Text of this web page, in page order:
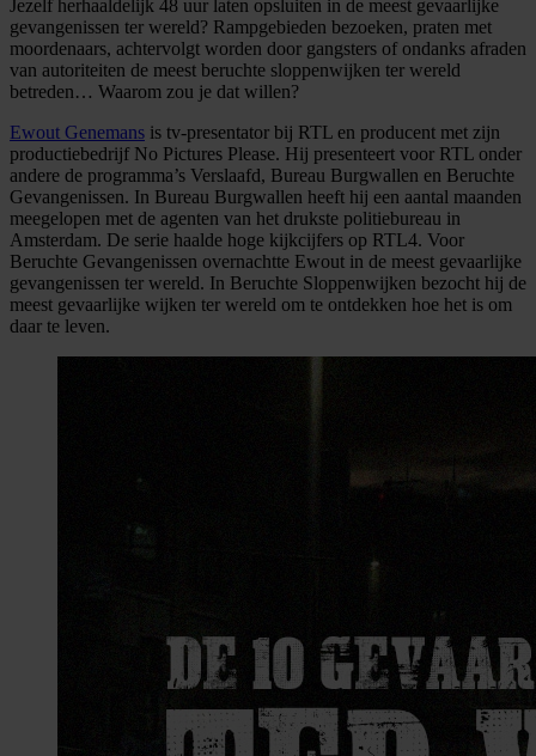
Jezelf herhaaldelijk 48 uur laten opsluiten in de meest gevaarlijke
gevangenissen ter wereld? Rampgebieden bezoeken, praten met
moordenaars, achtervolgt worden door gangsters of ondanks afraden
van autoriteiten de meest beruchte sloppenwijken ter wereld
betreden… Waarom zou je dat willen?
Ewout Genemans is tv-presentator bij RTL en producent met zijn
productiebedrijf No Pictures Please. Hij presenteert voor RTL onder
andere de programma’s Verslaafd, Bureau Burgwallen en Beruchte
Gevangenissen. In Bureau Burgwallen heeft hij een aantal maanden
meegelopen met de agenten van het drukste politiebureau in
Amsterdam. De serie haalde hoge kijkcijfers op RTL4. Voor
Beruchte Gevangenissen overnachtte Ewout in de meest gevaarlijke
gevangenissen ter wereld. In Beruchte Sloppenwijken bezocht hij de
meest gevaarlijke wijken ter wereld om te ontdekken hoe het is om
daar te leven.